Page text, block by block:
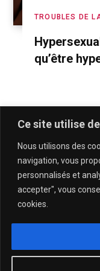
Ce site utilise
Nous utilisons des
navigation, vous
personnalisés et
accepter", vous
cookies.
TROUBLES DE
qu’être
©